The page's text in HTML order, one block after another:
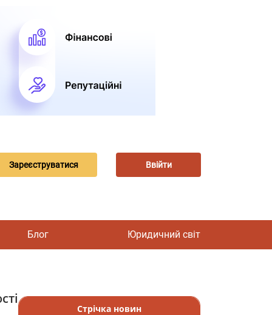
Зареєструватися Ввійти
Блог Юридичний світ
Стрічка новин